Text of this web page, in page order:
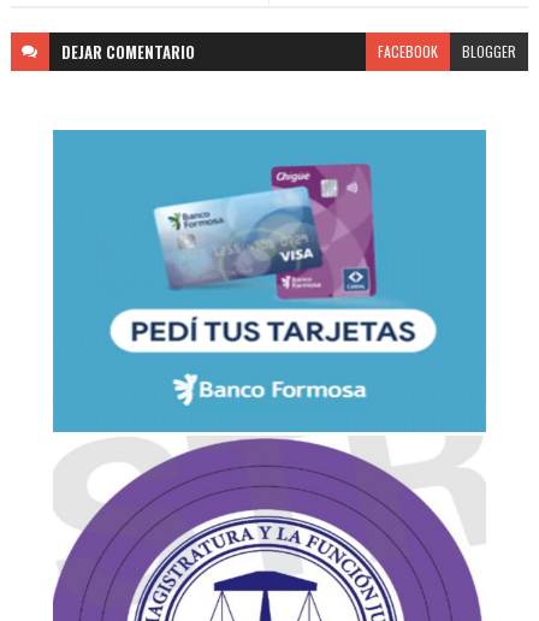
DEJAR COMENTARIO FACEBOOK BLOGGER